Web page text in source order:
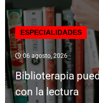
ESPECIALIDADES
06 agosto, 2026
Biblioterapia
con la lectura